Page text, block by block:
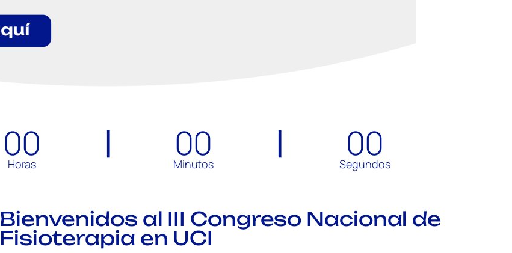
00
Horas 00
Minutos 00
Segundos
Bienvenidos al III Congreso Nacional de
Fisioterapia en UCI